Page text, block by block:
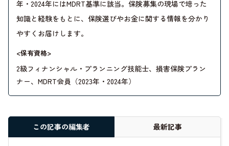
年・2024年にはMDRT基準に該当。保険募集の現場で培った
知識と経験をもとに、保険選びやお金に関する情報を分かり
やすくお届けします。
<保有資格>
2級フィナンシャル・プランニング技能士、損害保険プラン
ナー、MDRT会員（2023年・2024年）
この記事の編集者 最新記事